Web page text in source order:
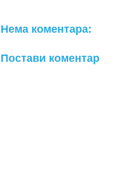
Нема коментара:
Постави коментар